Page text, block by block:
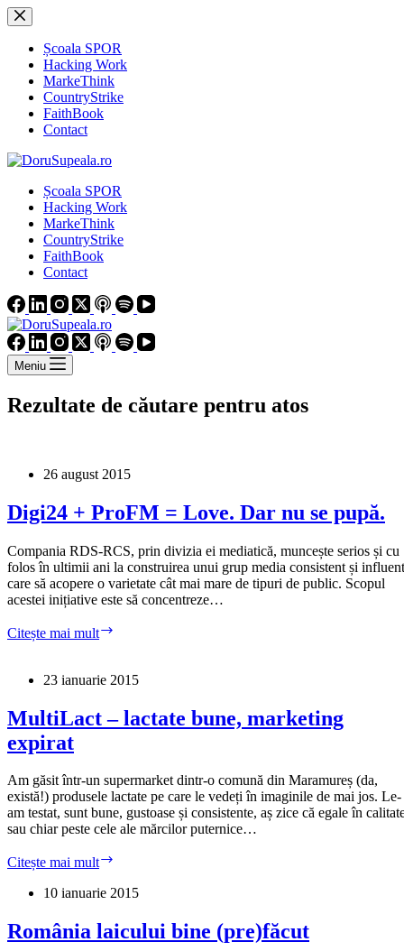
Sari
la
conținutȘcoala SPOR
Hacking Work
MarkeThink
CountryStrike
FaithBook
Contact
Școala SPOR
Hacking Work
MarkeThink
CountryStrike
FaithBook
Contact
Meniu
Rezultate de căutare pentru atos
26 august 2015
Digi24 + ProFM = Love. Dar nu se pupă.
Compania RDS-RCS, prin divizia ei mediatică, muncește serios și cu
folos în ultimii ani la construirea unui grup media consistent și
care să acopere o varietate cât mai mare de tipuri de public. Scopul
acestei inițiative este să concentreze…
Citește mai mult
=
Dar
nu
23 ianuarie 2015
MultiLact – lactate bune, marketing
expirat
Am găsit într-un supermarket dintr-o comună din Maramureș (da,
există!) produsele lactate pe care le vedeți în imaginile de mai jos. Le-
am testat, sunt bune, gustoase și consistente, aș zice că egale în
sau chiar peste cele ale mărcilor puternice…
Citește mai mult
lactate
marketing
expirat
10 ianuarie 2015
România laicului bine (pre)făcut